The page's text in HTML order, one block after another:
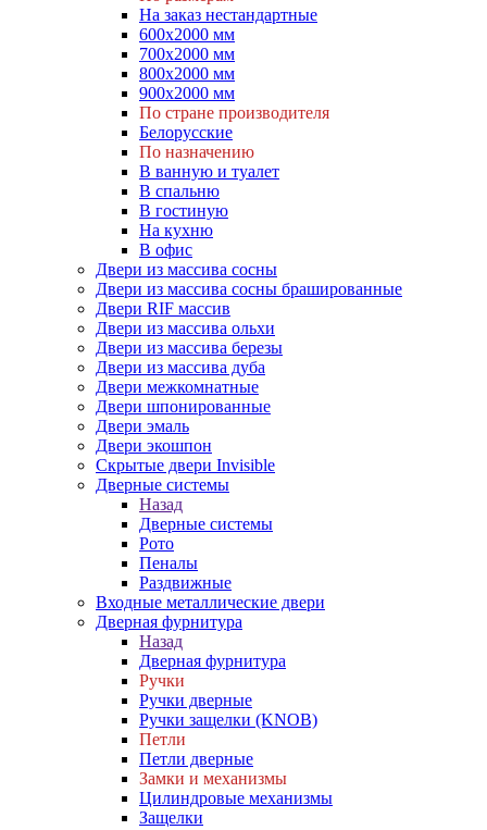
На заказ нестандартные
600х2000 мм
700х2000 мм
800х2000 мм
900х2000 мм
По стране производителя
Белорусские
По назначению
В ванную и туалет
В спальню
В гостиную
На кухню
В офис
Двери из массива сосны
Двери из массива сосны брашированные
Двери RIF массив
Двери из массива ольхи
Двери из массива березы
Двери из массива дуба
Двери межкомнатные
Двери шпонированные
Двери эмаль
Двери экошпон
Скрытые двери Invisible
Дверные системы
Назад
Дверные системы
Рото
Пеналы
Раздвижные
Входные металлические двери
Дверная фурнитура
Назад
Дверная фурнитура
Ручки
Ручки дверные
Ручки защелки (KNOB)
Петли
Петли дверные
Замки и механизмы
Цилиндровые механизмы
Защелки